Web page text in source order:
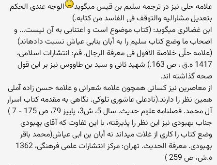
علامه حلی نیز در ترجمه سلیم بن قیس می‏گوید
الوجه عندی الحکم
بتعدیل مشارالیه والتوقف فی الفاسد من کتابه.)
ابن غضائری می‏گوید: (کتاب موضوع است و اعتنایی به آن نیست... و
اصحاب ما وضع کتاب سلیم را به أبان بنابی عیاش نسبت داده‏اند)
(علامه حلّی خلاصة الاقول فی معرفة الرجال. قم: انتشارات اسلامی،
1417 ه.ق ، ص 163.) شهید ثانی و سید بن طاووس نیز بر این قول
صحه گذاشته ‏اند.
از معاصرین نیز کسانی همچون علامه شعرانی و علامه حسن زاده آملی
همین نظر را دارند.(نادعلی عاشوری تلوکی. نگاهی به مقدمه کتاب اسرار
آل محمد. فصلنامه علوم حدیث. سال 5، ش3، پاییز 79، ص 175 - 7 )
جناب بهبودی نیز این نظر را پذیرفته‏، با این تفاوت که آقای بهبودی
وضع کتاب را کاری از غلات می‏داند نه أبان بن ابی عیاش(محمد باقر
بهبودی. معرفة الحدیث. تهران: مرکز انتشارات علمی فرهنگی، 1362
ه.ش، ص 259 )